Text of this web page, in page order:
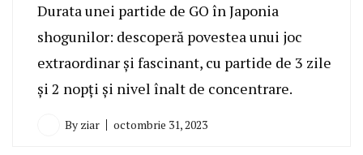
Durata unei partide de GO în Japonia
shogunilor: descoperă povestea unui joc
extraordinar și fascinant, cu partide de 3 zile
și 2 nopți și nivel înalt de concentrare.
By ziar octombrie 31, 2023